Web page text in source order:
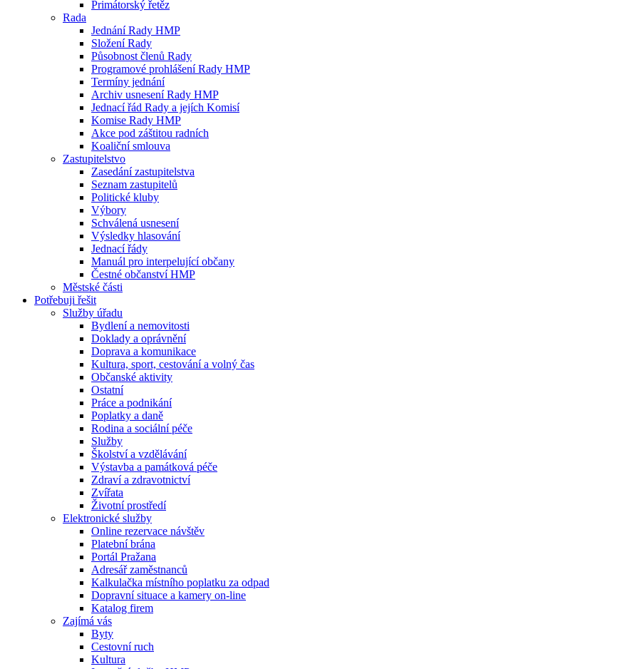
Primátorský řetěz
Rada
Jednání Rady HMP
Složení Rady
Působnost členů Rady
Programové prohlášení Rady HMP
Termíny jednání
Archiv usnesení Rady HMP
Jednací řád Rady a jejích Komisí
Komise Rady HMP
Akce pod záštitou radních
Koaliční smlouva
Zastupitelstvo
Zasedání zastupitelstva
Seznam zastupitelů
Politické kluby
Výbory
Schválená usnesení
Výsledky hlasování
Jednací řády
Manuál pro interpelující občany
Čestné občanství HMP
Městské části
Potřebuji řešit
Služby úřadu
Bydlení a nemovitosti
Doklady a oprávnění
Doprava a komunikace
Kultura, sport, cestování a volný čas
Občanské aktivity
Ostatní
Práce a podnikání
Poplatky a daně
Rodina a sociální péče
Služby
Školství a vzdělávání
Výstavba a památková péče
Zdraví a zdravotnictví
Zvířata
Životní prostředí
Elektronické služby
Online rezervace návštěv
Platební brána
Portál Pražana
Adresář zaměstnanců
Kalkulačka místního poplatku za odpad
Dopravní situace a kamery on-line
Katalog firem
Zajímá vás
Byty
Cestovní ruch
Kultura